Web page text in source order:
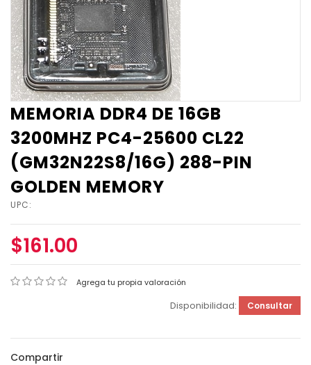
MEMORIA DDR4 DE 16GB
3200MHZ PC4-25600 CL22
(GM32N22S8/16G) 288-PIN
GOLDEN MEMORY
UPC:
$161.00
Agrega tu propia valoración
Disponibilidad: Consultar
Compartir